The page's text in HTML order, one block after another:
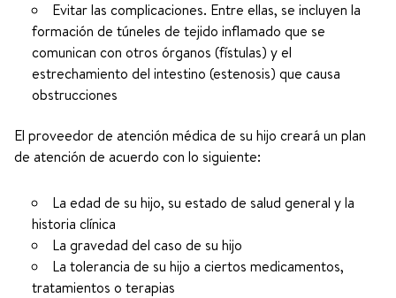
Evitar las complicaciones. Entre ellas, se incluyen la
formación de túneles de tejido inflamado que se
comunican con otros órganos (fístulas) y el
estrechamiento del intestino (estenosis) que causa
obstrucciones
El proveedor de atención médica de su hijo creará un plan
de atención de acuerdo con lo siguiente:
La edad de su hijo, su estado de salud general y la
historia clínica
La gravedad del caso de su hijo
La tolerancia de su hijo a ciertos medicamentos,
tratamientos o terapias